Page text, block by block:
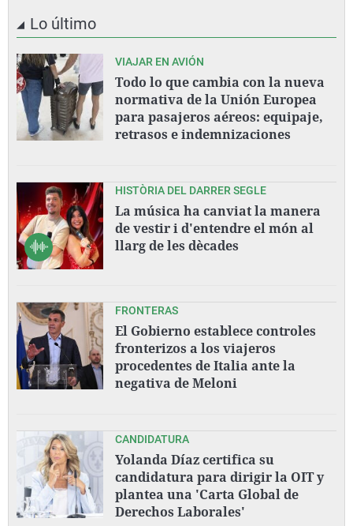
Lo último
VIAJAR EN AVIÓN
Todo lo que cambia con la nueva
normativa de la Unión Europea
para pasajeros aéreos: equipaje,
retrasos e indemnizaciones
HISTÒRIA DEL DARRER SEGLE
La música ha canviat la manera
de vestir i d'entendre el món al
llarg de les dècades
FRONTERAS
El Gobierno establece controles
fronterizos a los viajeros
procedentes de Italia ante la
negativa de Meloni
CANDIDATURA
Yolanda Díaz certifica su
candidatura para dirigir la OIT y
plantea una 'Carta Global de
Derechos Laborales'